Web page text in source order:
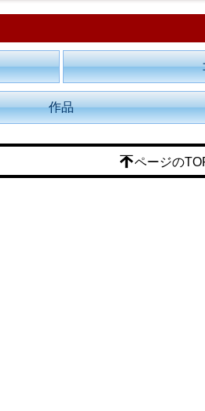
作品
ページの